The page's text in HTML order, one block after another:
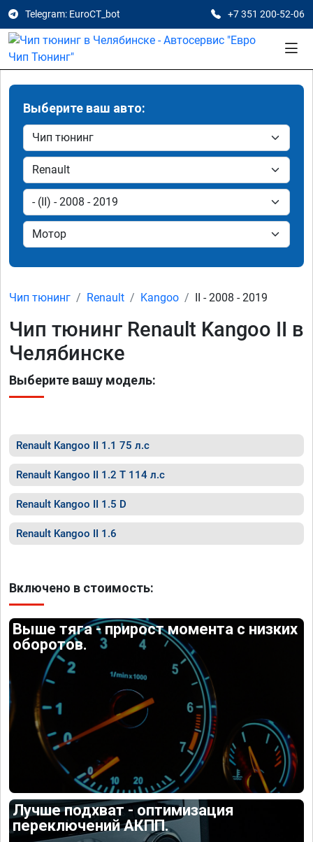
Telegram: EuroCT_bot +7 351 200-52-06
Выберите ваш авто:
Чип тюнинг Renault Kangoo II - 2008 - 2019
Чип тюнинг Renault Kangoo II в
Челябинске
Выберите вашу модель:
Renault Kangoo II 1.1 75 л.с
Renault Kangoo II 1.2 T 114 л.с
Renault Kangoo II 1.5 D
Renault Kangoo II 1.6
Включено в стоимость:
Выше тяга - прирост момента с низких
оборотов.
Лучше подхват - оптимизация
переключений АКПП.